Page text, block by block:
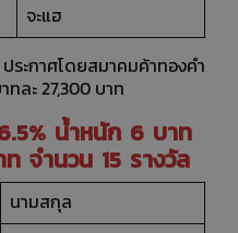
จะแฮ
ระกาศโดยสมาคมค้าทองคำ
ทละ 27,300 บาท
น้ำหนัก 6 บาท
จำนวน 15 รางวัล
นามสกุล